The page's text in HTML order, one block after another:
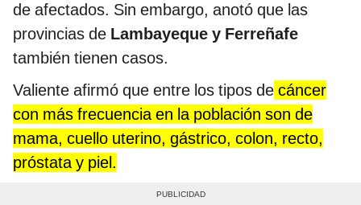
de afectados. Sin embargo, anotó que las
provincias de Lambayeque y Ferreñafe
también tienen casos.
Valiente afirmó que entre los tipos de cáncer
con más frecuencia en la población son de
mama, cuello uterino, gástrico, colon, recto,
próstata y piel.